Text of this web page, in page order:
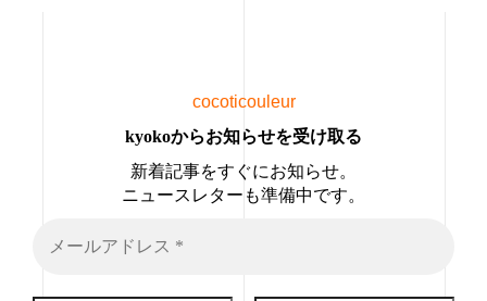
cocoticouleur
kyokoからお知らせを受け取る
新着記事をすぐにお知らせ。
ニュースレターも準備中です。